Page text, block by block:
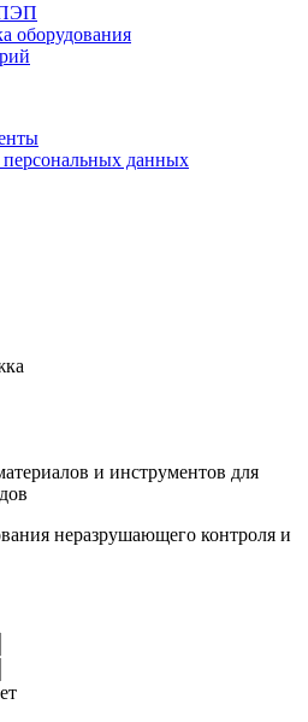
оборудования
данных
и инструментов для
неразрушающего контроля и